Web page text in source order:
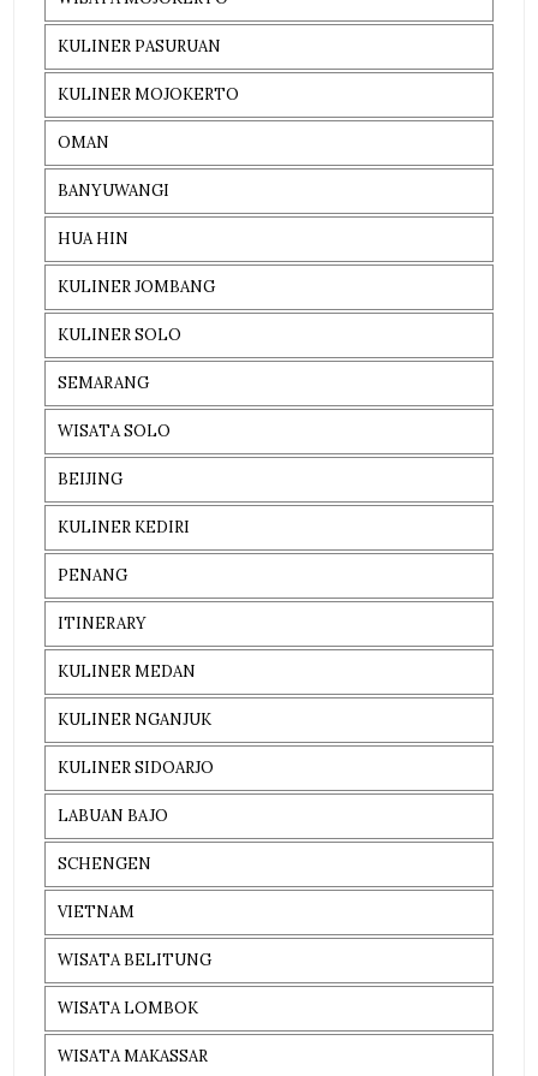
KULINER PASURUAN
KULINER MOJOKERTO
OMAN
BANYUWANGI
HUA HIN
KULINER JOMBANG
KULINER SOLO
SEMARANG
WISATA SOLO
BEIJING
KULINER KEDIRI
PENANG
ITINERARY
KULINER MEDAN
KULINER NGANJUK
KULINER SIDOARJO
LABUAN BAJO
SCHENGEN
VIETNAM
WISATA BELITUNG
WISATA LOMBOK
WISATA MAKASSAR